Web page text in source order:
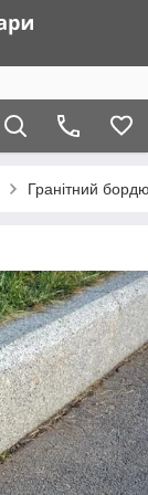
Гранітний